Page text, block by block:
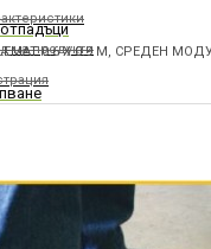
на продукти
0.6 Х 0.9 M, СРЕДЕН